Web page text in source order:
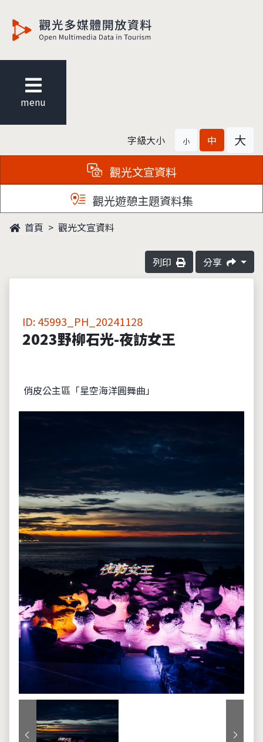
menu
字級大小 小 中 大
觀光文宣資料
觀光遊憩主題資料集
首頁 觀光文宣資料
列印 分享
ID: 45993_PH_20241128
2023野柳石光-夜訪女王
俏皮公主區「星空海洋圓舞曲」